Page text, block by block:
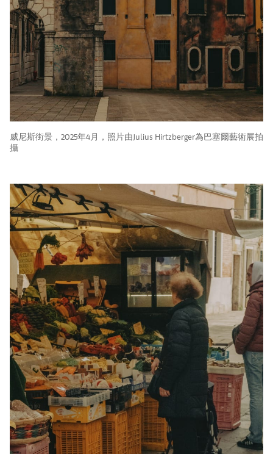
威尼斯街景，2025年4月，照片由Julius Hirtzberger為巴塞爾藝術展拍
攝